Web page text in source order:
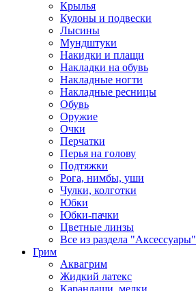
Крылья
Кулоны и подвески
Лысины
Мундштуки
Накидки и плащи
Накладки на обувь
Накладные ногти
Накладные ресницы
Обувь
Оружие
Очки
Перчатки
Перья на голову
Подтяжки
Рога, нимбы, уши
Чулки, колготки
Юбки
Юбки-пачки
Цветные линзы
Все из раздела "Аксессуары"
Грим
Аквагрим
Жидкий латекс
Карандаши, мелки